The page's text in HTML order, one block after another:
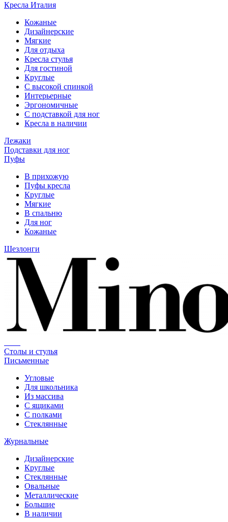
Кресла Италия
Кожаные
Дизайнерские
Мягкие
Для отдыха
Кресла стулья
Для гостиной
Круглые
С высокой спинкой
Интерьерные
Эргономичные
С подставкой для ног
Кресла в наличии
Лежаки
Подставки для ног
Пуфы
В прихожую
Пуфы кресла
Круглые
Мягкие
В спальню
Для ног
Кожаные
Шезлонги
Столы и стулья
Письменные
Угловые
Для школьника
Из массива
С ящиками
С полками
Стеклянные
Журнальные
Дизайнерские
Круглые
Стеклянные
Овальные
Металлические
Большие
В наличии